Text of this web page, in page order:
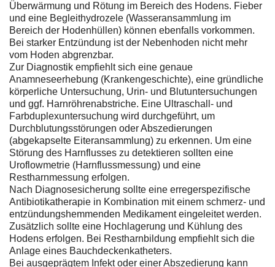
Überwärmung und Rötung im Bereich des Hodens. Fieber
und eine Begleithydrozele (Wasseransammlung im
Bereich der Hodenhüllen) können ebenfalls vorkommen.
Bei starker Entzündung ist der Nebenhoden nicht mehr
vom Hoden abgrenzbar.
Zur Diagnostik empfiehlt sich eine genaue
Anamneseerhebung (Krankengeschichte), eine gründliche
körperliche Untersuchung, Urin- und Blutuntersuchungen
und ggf. Harnröhrenabstriche. Eine Ultraschall- und
Farbduplexuntersuchung wird durchgeführt, um
Durchblutungsstörungen oder Abszedierungen
(abgekapselte Eiteransammlung) zu erkennen. Um eine
Störung des Harnflusses zu detektieren sollten eine
Uroflowmetrie (Harnflussmessung) und eine
Restharnmessung erfolgen.
Nach Diagnosesicherung sollte eine erregerspezifische
Antibiotikatherapie in Kombination mit einem schmerz- und
entzündungshemmenden Medikament eingeleitet werden.
Zusätzlich sollte eine Hochlagerung und Kühlung des
Hodens erfolgen. Bei Restharnbildung empfiehlt sich die
Anlage eines Bauchdeckenkatheters.
Bei ausgeprägtem Infekt oder einer Abszedierung kann